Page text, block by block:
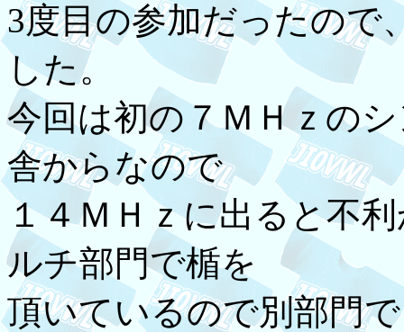
3度目の参加だったので
した。
今回は初の７ＭＨｚの
舎からなので
１４ＭＨｚに出ると不
ルチ部門で楯を
頂いているので別部門